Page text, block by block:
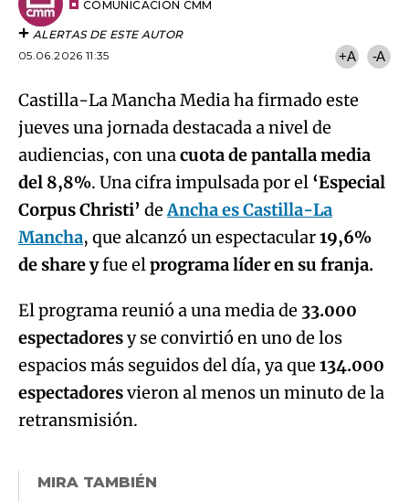
COMUNICACIÓN CMM
ALERTAS DE ESTE AUTOR
05.06.2026 11:35
+A -A
Castilla-La Mancha Media ha firmado este
jueves una jornada destacada a nivel de
audiencias, con unacuota de pantalla media
del 8,8%. Una cifra impulsada por el ‘Especial
Corpus Christi’ deAncha es Castilla-La
Mancha, que alcanzó un espectacular19,6%
de share yfue elprograma líder en su franja.
El programa reunió a una media de 33.000
espectadoresy se convirtió en uno de los
espacios más seguidos del día, ya que 134.000
espectadoresvieron al menos un minuto de la
retransmisión.
MIRA TAMBIÉN